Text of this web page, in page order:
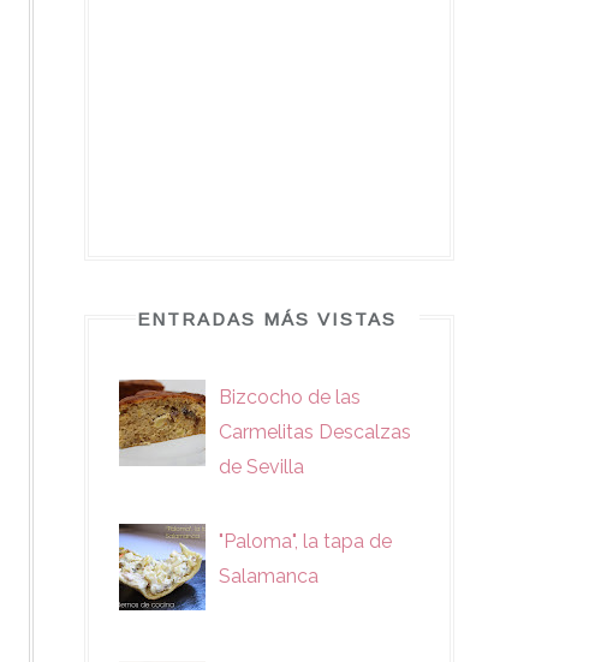
ENTRADAS MÁS VISTAS
Bizcocho de las
Carmelitas Descalzas
de Sevilla
"Paloma", la tapa de
Salamanca